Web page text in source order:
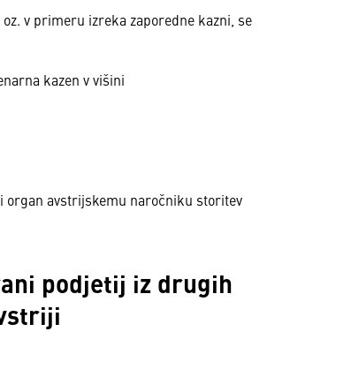
v primeru izreka zaporedne kazni, se
kazen v višini
organ avstrijskemu naročniku storitev
podjetij iz drugih